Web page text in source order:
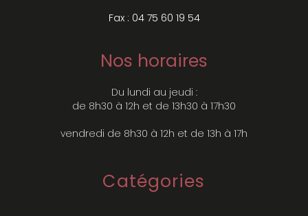
Fax : 04 75 60 19 54
Nos horaires
Du lundi au jeudi :
de 8h30 à 12h et de 13h30 à 17h30
vendredi de 8h30 à 12h et de 13h à 17h
Catégories